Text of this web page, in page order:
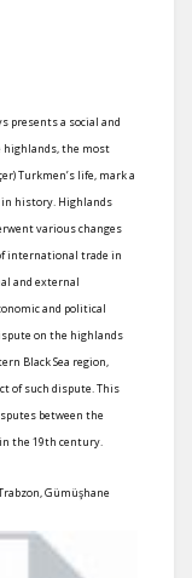
presents a social and
highlands, the most
Turkmen’s life, mark a
in history. Highlands
various changes
international trade in
and external
and political
on the highlands
Black Sea region,
of such dispute. This
between the
the 19th century.
Gümüşhane